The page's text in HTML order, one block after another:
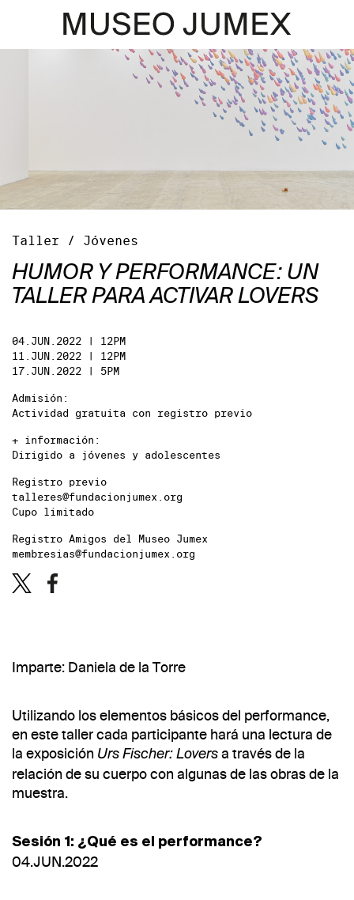
Taller / Jóvenes
HUMOR Y PERFORMANCE: UN
TALLER PARA ACTIVAR LOVERS
04.JUN.2022 | 12PM
11.JUN.2022 | 12PM
17.JUN.2022 | 5PM
Admisión:
Actividad gratuita con registro previo
+ información:
Dirigido a jóvenes y adolescentes
Registro previo
talleres@fundacionjumex.org
Cupo limitado
Registro Amigos del Museo Jumex
membresias@fundacionjumex.org
Imparte: Daniela de la Torre
Utilizando los elementos básicos del performance,
en este taller cada participante hará una lectura de
la exposición Urs Fischer: Lovers a través de la
relación de su cuerpo con algunas de las obras de la
muestra.
Sesión 1: ¿Qué es el performance?
04.JUN.2022